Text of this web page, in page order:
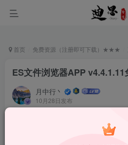
首页 免费资源（注册即可下载）★★★
ES文件浏览器APP
月中行丶
10月28日发布
本站所有内容来自互联网收集，仅供
用途。如有侵权、不妥之处，请第一